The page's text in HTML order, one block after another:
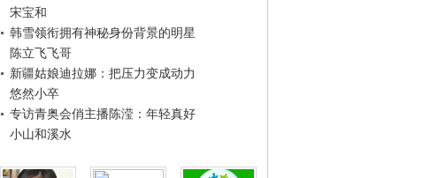
宋宝和
韩雪领衔拥有神秘身份背景的明星
陈立飞飞哥
新疆姑娘迪拉娜：把压力变成动力
悠然小卒
专访青奥会俏主播陈滢：年轻真好
小山和溪水